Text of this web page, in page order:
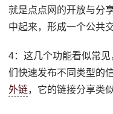
就是点点网的开放与分
中起来，形成一个公共
4：这几个功能看似常
们快速发布不同类型的
外链，它的链接分享类